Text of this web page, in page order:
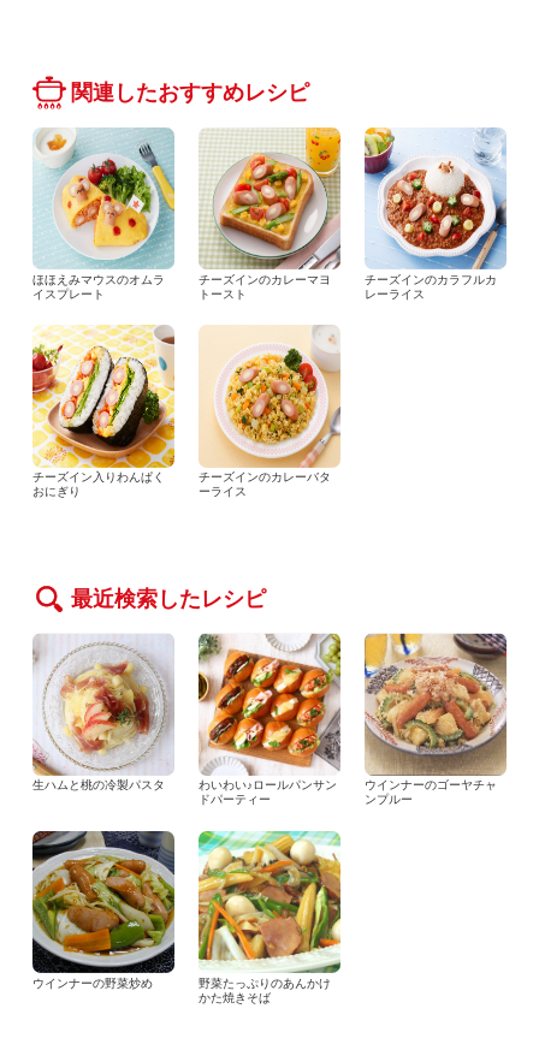
関連したおすすめレシピ
ほほえみマウスのオムラ
イスプレート
チーズインのカレーマヨ
トースト
チーズインのカラフルカ
レーライス
チーズイン入りわんぱく
おにぎり
チーズインのカレーバタ
ーライス
最近検索したレシピ
生ハムと桃の冷製パスタ
わいわい♪ロールパンサン
ドパーティー
ウインナーのゴーヤチャ
ンプルー
ウインナーの野菜炒め
野菜たっぷりのあんかけ
かた焼きそば